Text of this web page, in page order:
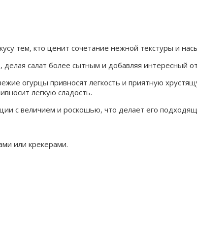
тем, кто ценит сочетание нежной текстуры и
салат более сытным и добавляя интересный
огурцы привносят легкость и приятную
легкую сладость.
с величием и роскошью, что делает его
или крекерами.